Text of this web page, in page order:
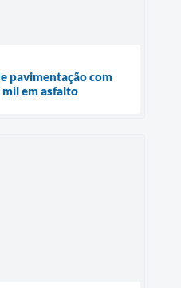
pavimentação com
em asfalto